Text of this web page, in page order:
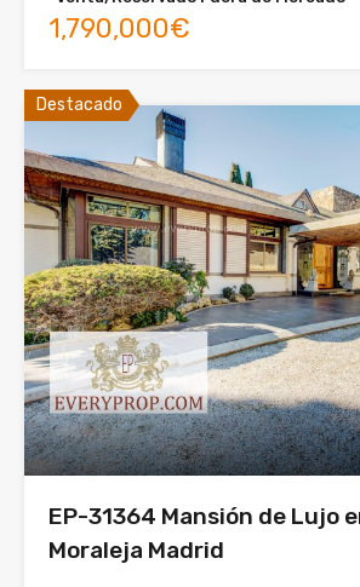
1,790,000€
Destacado
EP-31364 Mansión de Lujo
Moraleja Madrid